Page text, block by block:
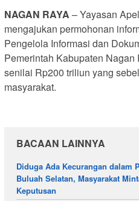
NAGAN RAYA – Yayasan
mengajukan permohonan
Pengelola Informasi dan
Pemerintah Kabupaten
senilai Rp200 triliun yang
masyarakat.
BACAAN LAINNYA
Diduga Ada Kecurangan dalam
Buluah Selatan, Masyarakat
Keputusan